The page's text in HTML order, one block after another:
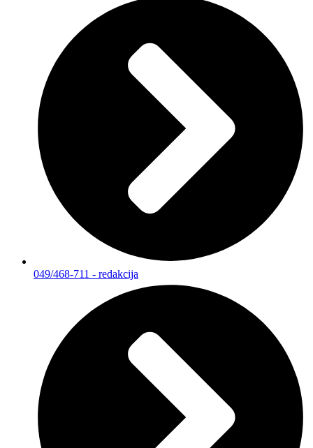
049/468-711 - redakcija